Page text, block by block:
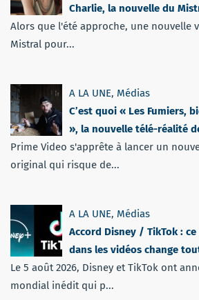
Charlie, la nouvelle du
Alors que l'été approche, une nouvelle
Mistral pour...
A LA UNE, Médias
C’est quoi « Les Fumiers,
», la nouvelle télé-réalité
Prime Video s'apprête à lancer un
original qui risque de...
A LA UNE, Médias
Accord Disney / TikTok :
dans les vidéos change
Le 5 août 2026, Disney et TikTok ont
mondial inédit qui p...